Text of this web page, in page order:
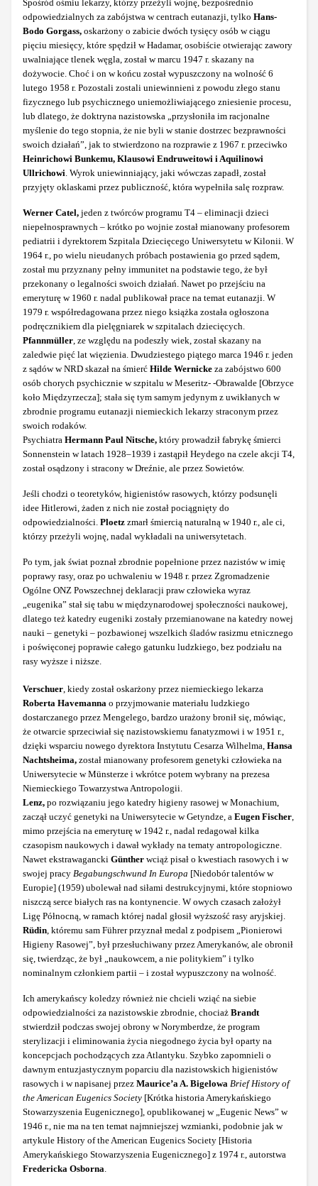
Spośród ośmiu lekarzy, którzy przeżyli wojnę, bezpośrednio
odpowiedzialnych za zabójstwa w centrach eutanazji, tylko Hans-
Bodo Gorgass, oskarżony o zabicie dwóch tysięcy osób w ciągu
pięciu miesięcy, które spędził w Hadamar, osobiście otwierając zawory
uwalniające tlenek węgla, został w marcu 1947 r. skazany na
dożywocie. Choć i on w końcu został wypuszczony na wolność 6
lutego 1958 r. Pozostali zostali uniewinnieni z powodu złego stanu
fizycznego lub psychicznego uniemożliwiającego zniesienie procesu,
lub dlatego, że doktryna nazistowska „przysłoniła im racjonalne
myślenie do tego stopnia, że nie byli w stanie dostrzec bezprawności
swoich działań”, jak to stwierdzono na rozprawie z 1967 r. przeciwko
Heinrichowi Bunkemu, Klausowi Endruweitowi i Aquilinowi
Ullrichowi. Wyrok uniewinniający, jaki wówczas zapadł, został
przyjęty oklaskami przez publiczność, która wypełniła salę rozpraw.
Werner Catel, jeden z twórców programu T4 – eliminacji dzieci
niepełnosprawnych – krótko po wojnie został mianowany profesorem
pediatrii i dyrektorem Szpitala Dziecięcego Uniwersytetu w Kilonii. W
1964 r., po wielu nieudanych próbach postawienia go przed sądem,
został mu przyznany pełny immunitet na podstawie tego, że był
przekonany o legalności swoich działań. Nawet po przejściu na
emeryturę w 1960 r. nadal publikował prace na temat eutanazji. W
1979 r. współredagowana przez niego książka została ogłoszona
podręcznikiem dla pielęgniarek w szpitalach dziecięcych.
Pfannmüller, ze względu na podeszły wiek, został skazany na
zaledwie pięć lat więzienia. Dwudziestego piątego marca 1946 r. jeden
z sądów w NRD skazał na śmierć Hilde Wernicke za zabójstwo 600
osób chorych psychicznie w szpitalu w Meseritz- -Obrawalde [Obrzyce
koło Międzyrzecza]; stała się tym samym jedynym z uwikłanych w
zbrodnie programu eutanazji niemieckich lekarzy straconym przez
swoich rodaków.
Psychiatra Hermann Paul Nitsche, który prowadził fabrykę śmierci
Sonnenstein w latach 1928–1939 i zastąpił Heydego na czele akcji T4,
został osądzony i stracony w Dreźnie, ale przez Sowietów.
Jeśli chodzi o teoretyków, higienistów rasowych, którzy podsunęli
idee Hitlerowi, żaden z nich nie został pociągnięty do
odpowiedzialności. Ploetz zmarł śmiercią naturalną w 1940 r., ale ci,
którzy przeżyli wojnę, nadal wykładali na uniwersytetach.
Po tym, jak świat poznał zbrodnie popełnione przez nazistów w imię
poprawy rasy, oraz po uchwaleniu w 1948 r. przez Zgromadzenie
Ogólne ONZ Powszechnej deklaracji praw człowieka wyraz
„eugenika” stał się tabu w międzynarodowej społeczności naukowej,
dlatego też katedry eugeniki zostały przemianowane na katedry nowej
nauki – genetyki – pozbawionej wszelkich śladów rasizmu etnicznego
i poświęconej poprawie całego gatunku ludzkiego, bez podziału na
rasy wyższe i niższe.
Verschuer, kiedy został oskarżony przez niemieckiego lekarza
Roberta Havemanna o przyjmowanie materiału ludzkiego
dostarczanego przez Mengelego, bardzo urażony bronił się, mówiąc,
że otwarcie sprzeciwiał się nazistowskiemu fanatyzmowi i w 1951 r.,
dzięki wsparciu nowego dyrektora Instytutu Cesarza Wilhelma, Hansa
Nachtsheima, został mianowany profesorem genetyki człowieka na
Uniwersytecie w Münsterze i wkrótce potem wybrany na prezesa
Niemieckiego Towarzystwa Antropologii.
Lenz, po rozwiązaniu jego katedry higieny rasowej w Monachium,
zaczął uczyć genetyki na Uniwersytecie w Getyndze, a Eugen Fischer,
mimo przejścia na emeryturę w 1942 r., nadal redagował kilka
czasopism naukowych i dawał wykłady na tematy antropologiczne.
Nawet ekstrawagancki Günther wciąż pisał o kwestiach rasowych i w
swojej pracy Begabungschwund In Europa [Niedobór talentów w
Europie] (1959) ubolewał nad siłami destrukcyjnymi, które stopniowo
niszczą serce białych ras na kontynencie. W owych czasach założył
Ligę Północną, w ramach której nadal głosił wyższość rasy aryjskiej.
Rüdin, któremu sam Führer przyznał medal z podpisem „Pionierowi
Higieny Rasowej”, był przesłuchiwany przez Amerykanów, ale obronił
się, twierdząc, że był „naukowcem, a nie politykiem” i tylko
nominalnym członkiem partii – i został wypuszczony na wolność.
Ich amerykańscy koledzy również nie chcieli wziąć na siebie
odpowiedzialności za nazistowskie zbrodnie, chociaż Brandt
stwierdził podczas swojej obrony w Norymberdze, że program
sterylizacji i eliminowania życia niegodnego życia był oparty na
koncepcjach pochodzących zza Atlantyku. Szybko zapomnieli o
dawnym entuzjastycznym poparciu dla nazistowskich higienistów
rasowych i w napisanej przez Maurice’a A. Bigelowa Brief History of
the American Eugenics Society [Krótka historia Amerykańskiego
Stowarzyszenia Eugenicznego], opublikowanej w „Eugenic News” w
1946 r., nie ma na ten temat najmniejszej wzmianki, podobnie jak w
artykule History of the American Eugenics Society [Historia
Amerykańskiego Stowarzyszenia Eugenicznego] z 1974 r., autorstwa
Fredericka Osborna.